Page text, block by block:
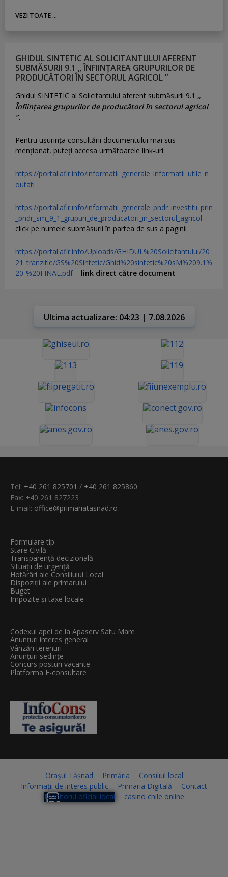
VEZI TOATE ...
GHIDUL SINTETIC AL SOLICITANTULUI AFERENT
SUBMĂSURII 9.1 „ ÎNFIINȚAREA GRUPURILOR DE
PRODUCĂTORI ÎN SECTORUL AGRICOL ”
Ghidul SINTETIC al Solicitantului aferent submăsurii 9.1 „
Înființarea grupurilor de producători în sectorul agricol
”.
Pentru uşurinţa consultării documentului mai sus
menţionat, puteţi accesa următoarele link-uri:
https://portal.afir.info/informatii_generale_informatii_utile_n
outati
https://portal.afir.info/informatii_generale_pndr_investitii_prin
_pndr_sm_9_1_grupuri_de_producatori_in_sectorul_agricol –
click pe numele submăsurii în partea de sus a paginii
https://portal.afir.info/Uploads/GHIDUL%20Solicitantului/20
21_tranzitie/GS%20Sintetic/Ghid%20sintetic%20sM%209.1%
20-%20FINAL.pdf– link direct către document
Ultima actualizare: 04:23 | 7.08.2026
Tel: +40 261 825701 / +40 261 825860
Fax: +40 261 827223
E-mail: office@primariatasnad.ro
Formulare tip
Stare Civilă
Transparenţă decizională
Situații de urgență
Hotărâri ale Consiliului Local
Dispoziții ale primarului
Buget
Impozite și taxe locale
Codexul apei de la Apaserv Satu Mare
Anunțuri interes general
Vânzări terenuri
Anunțuri sedințe
Concurs posturi vacante
Platforma E-consultare
Orașul Tășnad Primăria
Consiliul local
Informații de interes public
Primaria Digitală
Contact
Monitorul oficial local
casino chile online